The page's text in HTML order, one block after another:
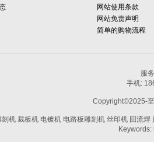
网站使用条款
网站免责声明
简单的购物流程
服
手机:
Copyright©2025-
机 裁板机 电镀机 电路板雕刻机 丝印机 回流
Keywords: